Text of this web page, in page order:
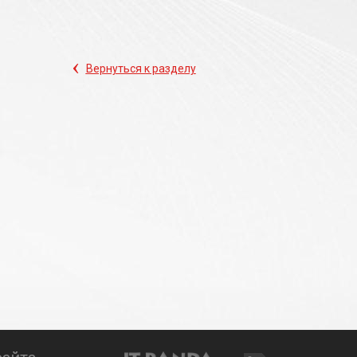
‹ Вернуться к разделу